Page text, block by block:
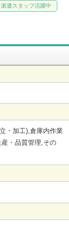
派遣スタッフ活躍中
・加工),倉庫内作業
・品質管理,その